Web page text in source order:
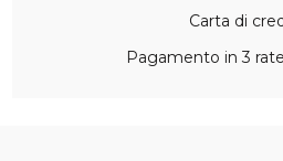
Carta di
Pagamento in 3